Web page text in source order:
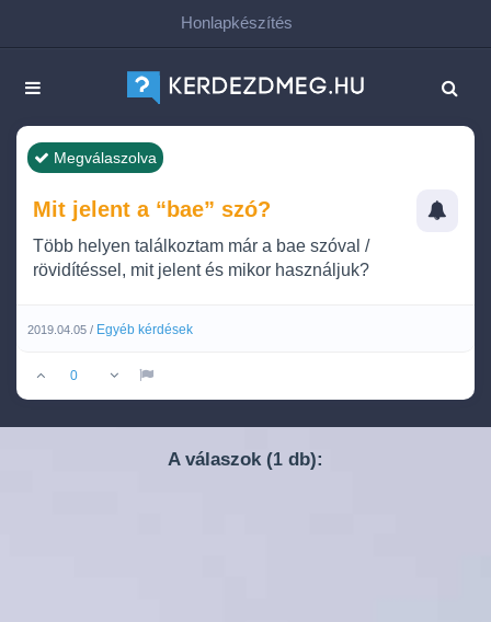
Honlapkészítés
Megválaszolva
Mit jelent a “bae” szó?
Több helyen találkoztam már a bae szóval /
rövidítéssel, mit jelent és mikor használjuk?
2019.04.05 / Egyéb kérdések
0
A válaszok (1 db):